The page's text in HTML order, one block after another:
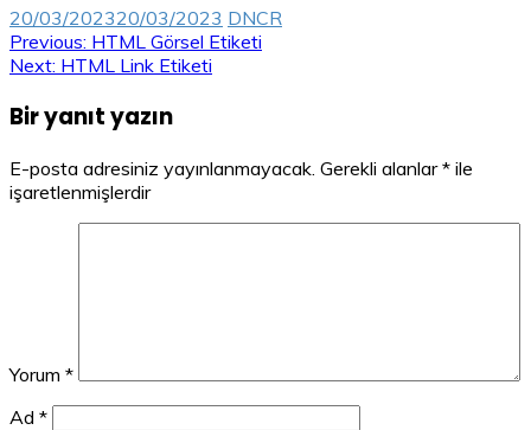
20/03/202320/03/2023 DNCR
Yazı
Previous: HTML Görsel Etiketi
Next: HTML Link Etiketi
Bir yanıt yazın
E-posta adresiniz yayınlanmayacak. Gerekli alanlar* ile
işaretlenmişlerdir
Yorum *
Ad *